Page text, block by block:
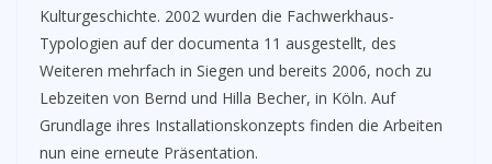
Kulturgeschichte. 2002 wurden die Fachwerkhaus-
Typologien auf der documenta 11 ausgestellt, des
Weiteren mehrfach in Siegen und bereits 2006, noch zu
Lebzeiten von Bernd und Hilla Becher, in Köln. Auf
Grundlage ihres Installationskonzepts finden die Arbeiten
nun eine erneute Präsentation.